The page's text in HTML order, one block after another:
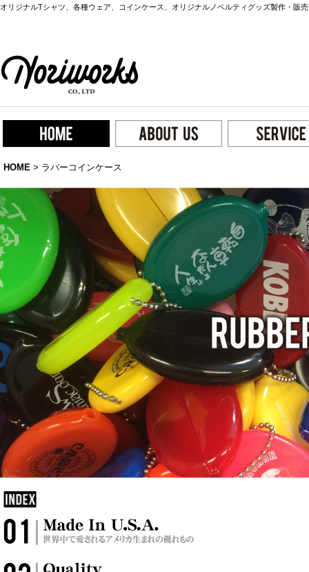
オリジナルTシャツ、各種ウェア、コインケース、オリジナルノベルティグッズ製作・販
HOME > ラバーコインケース